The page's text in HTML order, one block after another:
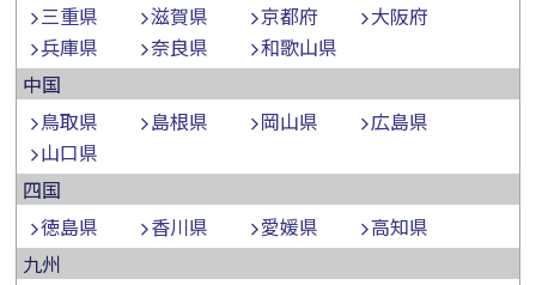
三重県
滋賀県 京都府
大阪府
兵庫県
奈良県
和歌山県
中国
鳥取県
島根県 岡山県
広島県
山口県
四国
徳島県
香川県 愛媛県
高知県
九州